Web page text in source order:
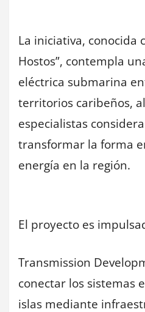
La iniciativa, conocida
Hostos”, contempla
eléctrica submarina
territorios caribeños,
especialistas
transformar la forma
energía en la región.
El proyecto es
Transmission
conectar los sistemas
islas mediante